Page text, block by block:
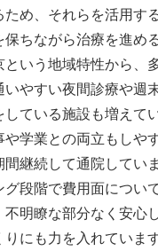
め、それらを活用す
ちながら治療を進め
という地域特性から、
やすい夜間診療や週
ている施設も増えてい
や学業との両立もしや
間継続して通院してい
グ段階で費用面につい
不明瞭な部分なく安心
にも力を入れていま